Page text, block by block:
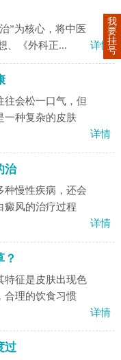
”为核心，将中医
、《外科正...
详情
往会松一口气，但
一种复杂的皮肤
详情
治
种慢性疾病，还会
癜风的治疗过程
详情
？
特征是皮肤出现色
合理的饮食习惯
详情
过
我
要
挂
号